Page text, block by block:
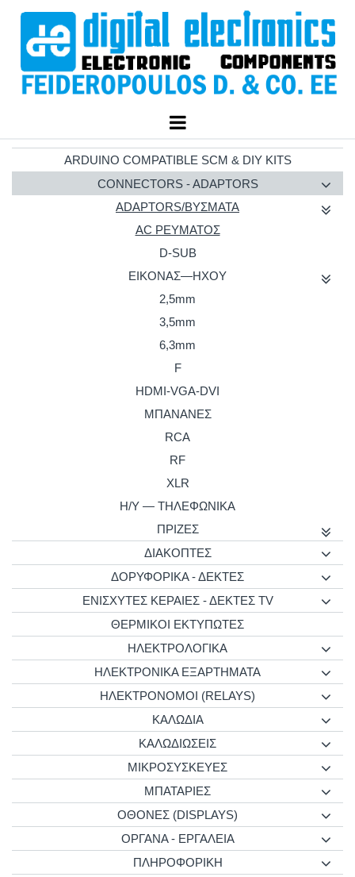
ARDUINO COMPATIBLE SCM & DIY KITS
CONNECTORS - ADAPTORS
ADAPTORS/ΒΥΣΜΑΤΑ
AC ΡΕΥΜΑΤΟΣ
D-SUB
ΕΙΚΟΝΑΣ—ΗΧΟΥ
2,5mm
3,5mm
6,3mm
F
HDMI-VGA-DVI
ΜΠΑΝΑΝΕΣ
RCA
RF
XLR
H/Y — ΤΗΛΕΦΩΝΙΚΑ
ΠΡΙΖΕΣ
ΔΙΑΚΟΠΤΕΣ
ΔΟΡΥΦΟΡΙΚΑ - ΔΕΚΤΕΣ
ΕΝΙΣΧΥΤΕΣ ΚΕΡΑΙΕΣ - ΔΕΚΤΕΣ TV
ΘΕΡΜΙΚΟΙ ΕΚΤΥΠΩΤΕΣ
ΗΛΕΚΤΡΟΛΟΓΙΚΑ
ΗΛΕΚΤΡΟΝΙΚΑ ΕΞΑΡΤΗΜΑΤΑ
ΗΛΕΚΤΡΟΝΟΜΟΙ (RELAYS)
ΚΑΛΩΔΙΑ
ΚΑΛΩΔΙΩΣΕΙΣ
ΜΙΚΡΟΣΥΣΚΕΥΕΣ
ΜΠΑΤΑΡΙΕΣ
ΟΘΟΝΕΣ (DISPLAYS)
ΟΡΓΑΝΑ - ΕΡΓΑΛΕΙΑ
ΠΛΗΡΟΦΟΡΙΚΗ